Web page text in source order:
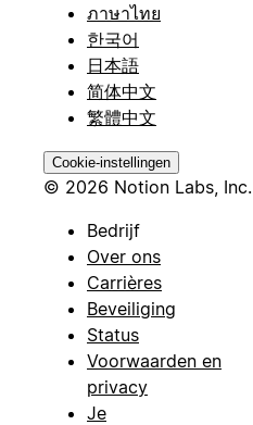
ภาษาไทย
한국어
日本語
简体中文
繁體中文
Cookie-instellingen
© 2026 Notion Labs, Inc.
Bedrijf
Over ons
Carrières
Beveiliging
Status
Voorwaarden en
privacy
Je